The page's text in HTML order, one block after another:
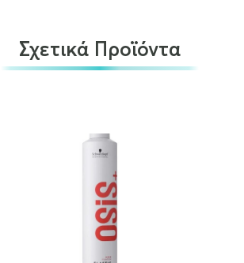
Σχετικά Προϊόντα